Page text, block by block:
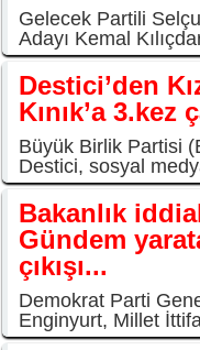
Gelecek Partili
Adayı Kemal
Destici’den
Kınık’a 3.kez
Büyük Birlik Partisi
Destici, sosyal
Bakanlık
Gündem
çıkışı...
Demokrat Parti
Enginyurt, Millet